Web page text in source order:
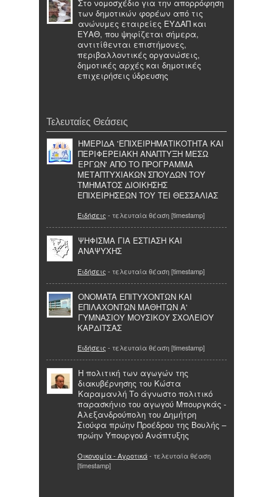
Στο νομοσχέδιο για την απορρόφηση
των δημοτικών φορέων από τις
ανώνυμες εταιρείες ΕΥΔΑΠ και
ΕΥΑΘ, που ψηφίζεται σήμερα,
αντιτίθενται επιστήμονες,
περιβαλλοντικές οργανώσεις,
δημοτικές αρχές και δημοτικές
επιχειρήσεις ύδρευσης
Τελευταίες Θεάσεις
ΗΜΕΡΙΔΑ 'ΕΠΙΧΕΙΡΗΜΑΤΙΚΟΤΗΤΑ ΚΑΙ
ΠΕΡΙΦΕΡΕΙΑΚΗ ΑΝΑΠΤΥΞΗ ΜΕΣΩ
ΕΡΓΩΝ' ΑΠΟ ΤΟ ΠΡΟΓΡΑΜΜΑ
ΜΕΤΑΠΤΥΧΙΑΚΩΝ ΣΠΟΥΔΩΝ ΤΟΥ
ΤΜΗΜΑΤΟΣ ΔΙΟΙΚΗΣΗΣ
ΕΠΙΧΕΙΡΗΣΕΩΝ ΤΟΥ ΤΕΙ ΘΕΣΣΑΛΙΑΣ
Ειδήσεις - τελευταία θέαση [timestamp]
ΨΗΦΙΣΜΑ ΓΙΑ ΕΣΤΙΑΣΗ ΚΑΙ
ΑΝΑΨΥΧΗΣ
Ειδήσεις - τελευταία θέαση [timestamp]
ONOMATA ΕΠΙΤΥΧΟΝΤΩΝ ΚΑΙ
ΕΠΙΛΑΧΟΝΤΩΝ ΜΑΘΗΤΩΝ Α'
ΓΥΜΝΑΣΙΟΥ ΜΟΥΣΙΚΟΥ ΣΧΟΛΕΙΟΥ
ΚΑΡΔΙΤΣΑΣ
Ειδήσεις - τελευταία θέαση [timestamp]
Η πολιτική των αγωγών της
διακυβέρνησης του Κώστα
Καραμανλή Το άγνωστο πολιτικό
παρασκήνιο του αγωγού Μπουργκάς -
Αλεξανδρούπολη του Δημήτρη
Σιούφα πρώην Προέδρου της Βουλής –
πρώην Υπουργού Ανάπτυξης
Οικονομία - Αγροτικά- τελευταία θέαση
[timestamp]